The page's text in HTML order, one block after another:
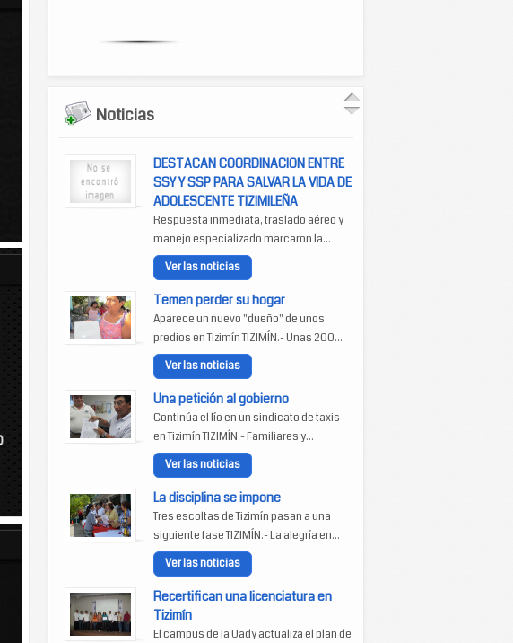
Noticias
DESTACAN COORDINACION ENTRE
SSY Y SSP PARA SALVAR LA VIDA DE
ADOLESCENTE TIZIMILEÑA
Respuesta inmediata, traslado aéreo y
manejo especializado marcaron la...
Ver las noticias
Temen perder su hogar
Aparece un nuevo "dueño" de unos
predios en Tizimín TIZIMÍN.- Unas 200...
Ver las noticias
Una petición al gobierno
Continúa el lío en un sindicato de taxis
en Tizimín TIZIMÍN.- Familiares y...
Ver las noticias
La disciplina se impone
Tres escoltas de Tizimín pasan a una
siguiente fase TIZIMÍN.- La alegría en...
Ver las noticias
Recertifican una licenciatura en
Tizimín
El campus de la Uady actualiza el plan de